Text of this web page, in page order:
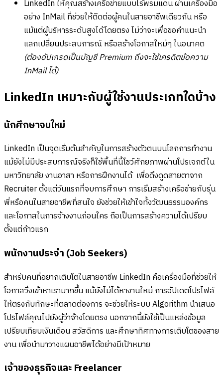
LinkedIn ให้คุณสร้างเครือข่ายแบบไร้พรมแดน ผ่านเครื่องมือ
อย่าง InMail ที่ช่วยให้ติดต่อผู้คนในสายอาชีพเดียวกัน หรือ
แม้แต่ผู้บริหารระดับสูงได้โดยตรง ไม่ว่าจะเพื่อขอคำแนะนำ
แลกเปลี่ยนประสบการณ์ หรือสร้างโอกาสใหม่ๆ ในอนาคต
(ต้องอัปเกรดเป็นบัญชี Premium ถึงจะใช้เครดิตข้อความ
InMail ได้)
LinkedIn เหมาะกับผู้ใช้งานประเภทใดบ้าง
นักศึกษาจบใหม่
LinkedIn เป็นจุดเริ่มต้นสำคัญในการสร้างตัวตนบนโลกการทำงาน
แม้ยังไม่มีประสบการณ์จริงก็ใช้พื้นที่นี้โชว์ศักยภาพผ่านโปรเจกต์ใน
มหาวิทยาลัย งานอาสา หรือการฝึกงานได้ เพื่อดึงดูดสายตาจาก
Recruiter ตั้งแต่วันแรกที่จบการศึกษา การเริ่มสร้างเครือข่ายกับรุ่น
พี่หรือคนในสายอาชีพที่สนใจ ยังช่วยให้เข้าใจทั้งวัฒนธรรมองค์กร
และโอกาสในการจ้างงานก่อนใคร ถือเป็นการสร้างความได้เปรียบ
ตั้งแต่ก้าวแรก
พนักงานประจำ (Job Seekers)
สำหรับคนที่อยากเติบโตในสายอาชีพ LinkedIn คือเครื่องมือที่ช่วยให้
โอกาสวิ่งเข้าหาเรามากขึ้น แม้ยังไม่ได้หางานใหม่ การอัปเดตโปรไฟล์
ให้ตรงกับทักษะที่ตลาดต้องการ จะช่วยให้ระบบ Algorithm นำเสนอ
โปรไฟล์คุณไปยังผู้ว่าจ้างโดยตรง นอกจากนี้ยังใช้เป็นแหล่งข้อมูล
เปรียบเทียบเงินเดือน สวัสดิการ และศึกษาทิศทางการเติบโตของสาย
งาน เพื่อนำมาวางแผนอาชีพได้อย่างมีเป้าหมาย
เจ้าของธุรกิจและ Freelancer